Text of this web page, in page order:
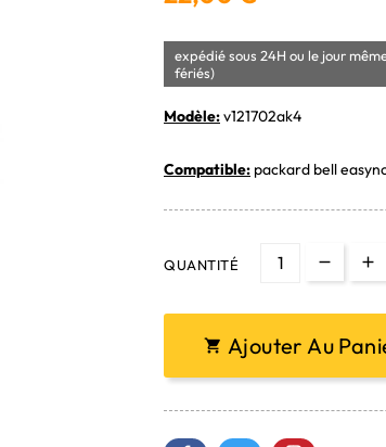
expédié sous 24H ou le jour
fériés)
Modèle:v121702ak4
Compatible: packard bell
QUANTITÉ
 Ajouter Au